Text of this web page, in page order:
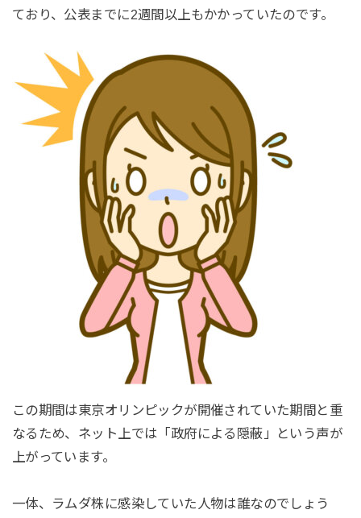
ており、公表までに2週間以上もかかっていたのです。
この期間は東京オリンピックが開催されていた期間と重
なるため、ネット上では「政府による隠蔽」という声が
上がっています。
一体、ラムダ株に感染していた人物は誰なのでしょう